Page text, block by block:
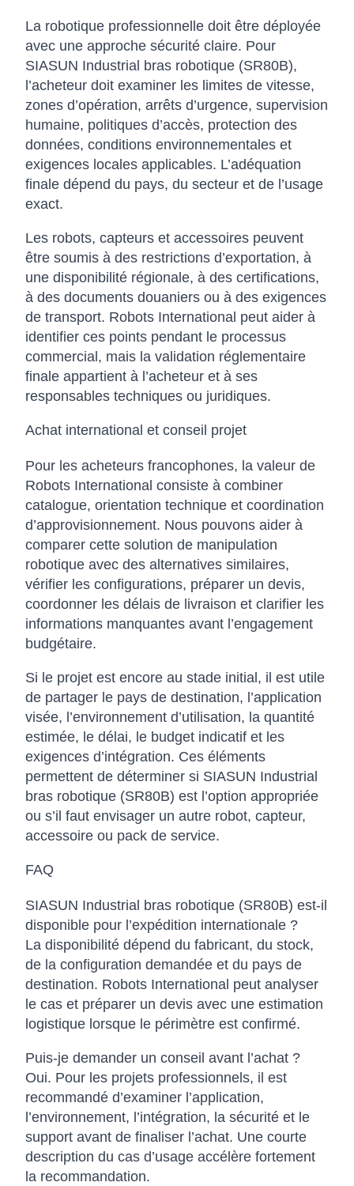
La robotique professionnelle doit être déployée
avec une approche sécurité claire. Pour
SIASUN Industrial bras robotique (SR80B),
l’acheteur doit examiner les limites de vitesse,
zones d’opération, arrêts d’urgence, supervision
humaine, politiques d’accès, protection des
données, conditions environnementales et
exigences locales applicables. L’adéquation
finale dépend du pays, du secteur et de l’usage
exact.
Les robots, capteurs et accessoires peuvent
être soumis à des restrictions d’exportation, à
une disponibilité régionale, à des certifications,
à des documents douaniers ou à des exigences
de transport. Robots International peut aider à
identifier ces points pendant le processus
commercial, mais la validation réglementaire
finale appartient à l’acheteur et à ses
responsables techniques ou juridiques.
Achat international et conseil projet
Pour les acheteurs francophones, la valeur de
Robots International consiste à combiner
catalogue, orientation technique et coordination
d’approvisionnement. Nous pouvons aider à
comparer cette solution de manipulation
robotique avec des alternatives similaires,
vérifier les configurations, préparer un devis,
coordonner les délais de livraison et clarifier les
informations manquantes avant l’engagement
budgétaire.
Si le projet est encore au stade initial, il est utile
de partager le pays de destination, l’application
visée, l’environnement d’utilisation, la quantité
estimée, le délai, le budget indicatif et les
exigences d’intégration. Ces éléments
permettent de déterminer si SIASUN Industrial
bras robotique (SR80B) est l’option appropriée
ou s’il faut envisager un autre robot, capteur,
accessoire ou pack de service.
FAQ
SIASUN Industrial bras robotique (SR80B) est-il
disponible pour l’expédition internationale ?
La disponibilité dépend du fabricant, du stock,
de la configuration demandée et du pays de
destination. Robots International peut analyser
le cas et préparer un devis avec une estimation
logistique lorsque le périmètre est confirmé.
Puis-je demander un conseil avant l’achat ?
Oui. Pour les projets professionnels, il est
recommandé d’examiner l’application,
l’environnement, l’intégration, la sécurité et le
support avant de finaliser l’achat. Une courte
description du cas d’usage accélère fortement
la recommandation.